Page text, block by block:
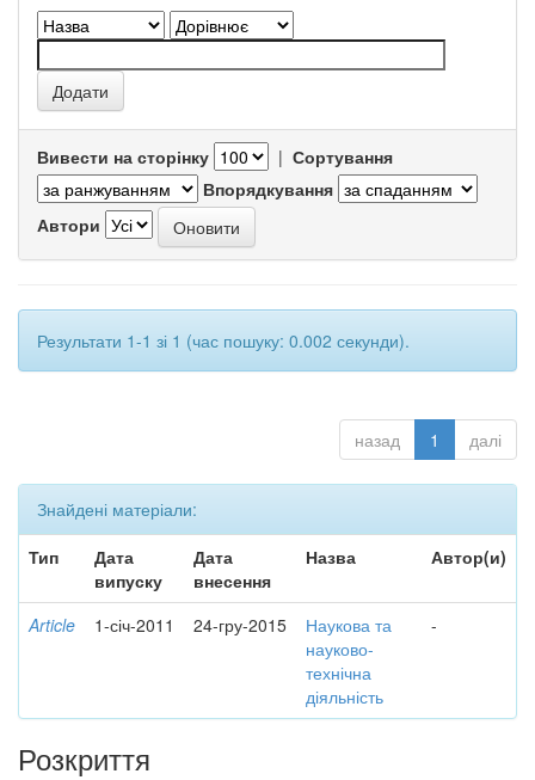
Вивести на сторінку | Сортування
Впорядкування
Автори
Результати 1-1 зі 1 (час пошуку: 0.002 секунди).
назад 1 далі
Знайдені матеріали:
Тип
Дата
випуску
Дата
внесення
Назва Автор(и)
Article 1-січ-2011 24-гру-2015
Наукова та
науково-
технічна
діяльність
-
Розкриття